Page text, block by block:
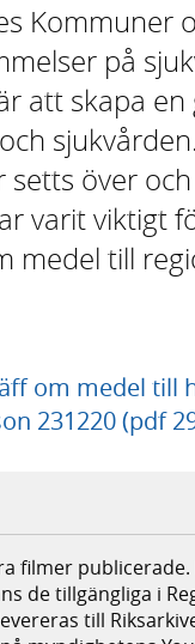
Kommuner
på
att skapa
över
varit viktigt
medel till
om medel till
231220 (pdf
filmer
de tillgängliga i
till